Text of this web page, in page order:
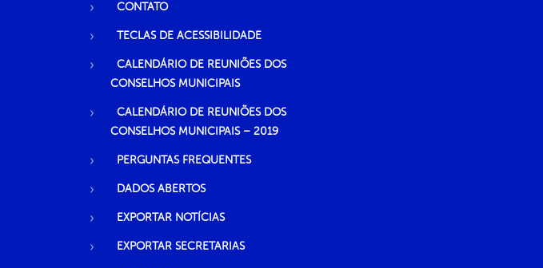
CONTATO
TECLAS DE ACESSIBILIDADE
CALENDÁRIO DE REUNIÕES DOS
CONSELHOS MUNICIPAIS
CALENDÁRIO DE REUNIÕES DOS
CONSELHOS MUNICIPAIS – 2019
PERGUNTAS FREQUENTES
DADOS ABERTOS
EXPORTAR NOTÍCIAS
EXPORTAR SECRETARIAS